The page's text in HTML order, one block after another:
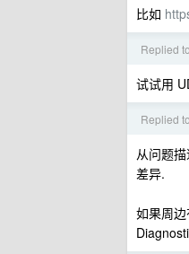
比如
Replied
试试用
Replied
从问题
差异.
如果周